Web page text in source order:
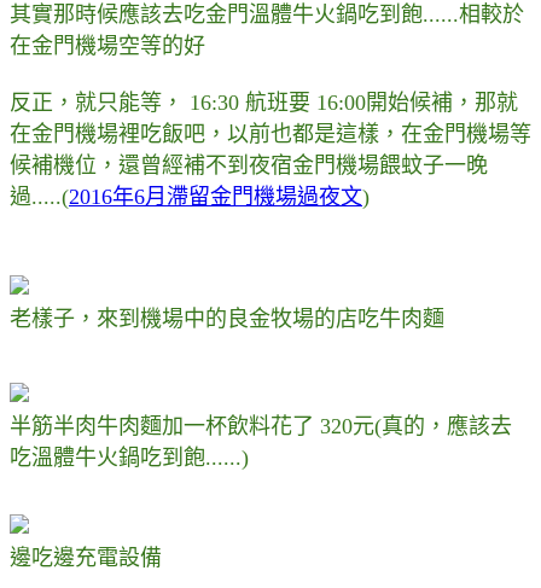
其實那時候應該去吃金門溫體牛火鍋吃到飽......相較於
在金門機場空等的好
反正，就只能等， 16:30 航班要 16:00開始候補，那就
在金門機場裡吃飯吧，以前也都是這樣，在金門機場等
候補機位，還曾經補不到夜宿金門機場餵蚊子一晚
過.....(2016年6月滯留金門機場過夜文)
老樣子，來到機場中的良金牧場的店吃牛肉麵
半筋半肉牛肉麵加一杯飲料花了 320元(真的，應該去
吃溫體牛火鍋吃到飽......)
邊吃邊充電設備